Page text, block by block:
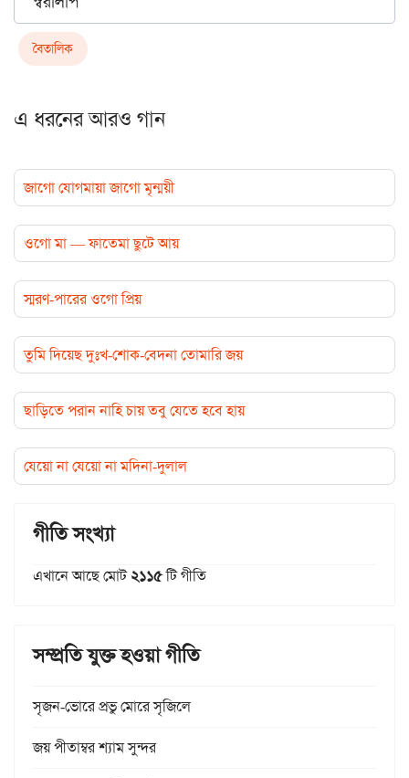
বৈতালিক
এ ধরনের আরও গান
জাগো যোগমায়া জাগো মৃন্ময়ী
ওগো মা — ফাতেমা ছুটে আয়
স্মরণ-পারের ওগো প্রিয়
তুমি দিয়েছ দুঃখ-শোক-বেদনা তোমারি জয়
ছাড়িতে পরান নাহি চায় তবু যেতে হবে হায়
যেয়ো না যেয়ো না মদিনা-দুলাল
গীতি সংখ্যা
এখানে আছে মোট২১১৫টি গীতি
সম্প্রতি যুক্ত হওয়া গীতি
সৃজন-ভোরে প্রভু মোরে সৃজিলে
জয় পীতাম্বর শ্যাম সুন্দর